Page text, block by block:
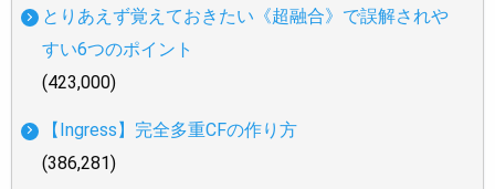
とりあえず覚えておきたい《超融合》で誤解されや
すい6つのポイント
(423,000)
【Ingress】完全多重CFの作り方
(386,281)